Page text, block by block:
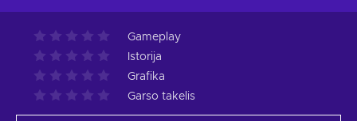
Gameplay
Istorija
Grafika
Garso takelis